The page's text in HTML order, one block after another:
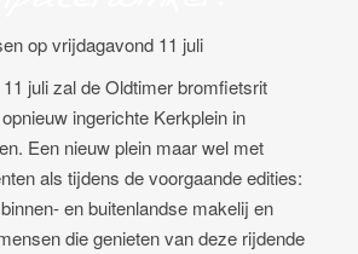
op vrijdagavond 11 juli
juli zal de Oldtimer bromfietsrit
ingerichte Kerkplein in
Een nieuw plein maar wel met
als tijdens de voorgaande edities:
en buitenlandse makelij en
die genieten van deze rijdende